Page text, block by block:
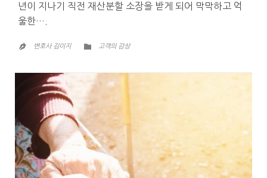
년이 지나기 직전 재산분할 소장을 받게 되어 막막하고 억
울한….
 변호사 김이지  CATEGORY
고객의 감상